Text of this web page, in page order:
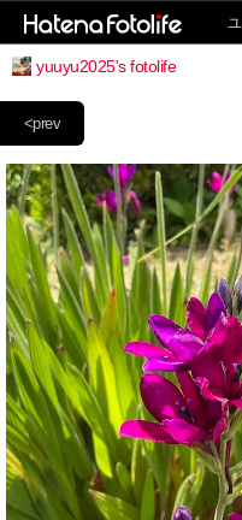
yuuyu2025's fotolife
<prev